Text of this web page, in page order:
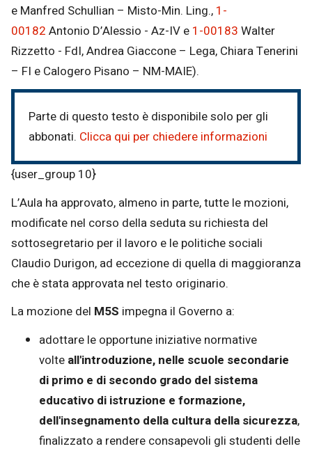
e Manfred Schullian – Misto-Min. Ling., 1-
00182 Antonio D’Alessio - Az-IV e 1-00183 Walter
Rizzetto - FdI, Andrea Giaccone – Lega, Chiara Tenerini
– FI e Calogero Pisano – NM-MAIE).
Parte di questo testo è disponibile solo per gli
abbonati. Clicca qui per chiedere informazioni
{user_group 10}
L’Aula ha approvato, almeno in parte, tutte le mozioni,
modificate nel corso della seduta su richiesta del
sottosegretario per il lavoro e le politiche sociali
Claudio Durigon, ad eccezione di quella di maggioranza
che è stata approvata nel testo originario.
La mozione del M5S impegna il Governo a:
adottare le opportune iniziative normative
volte all'introduzione, nelle scuole secondarie
di primo e di secondo grado del sistema
educativo di istruzione e formazione,
dell'insegnamento della cultura della sicurezza,
finalizzato a rendere consapevoli gli studenti delle